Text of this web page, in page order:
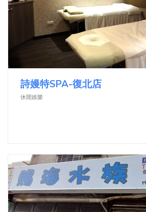
詩嫚特SPA-復北店
休閒娛樂